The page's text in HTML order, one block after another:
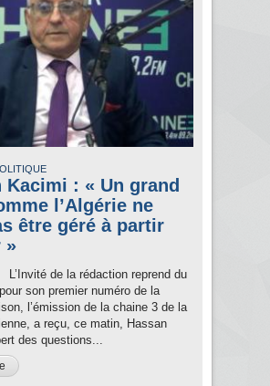
Kacimi : « Un grand
l’Algérie ne
être géré à partir
»
L’Invité de la rédaction reprend du
son premier numéro de la
l’émission de la chaine 3 de la
a reçu, ce matin, Hassan
des questions...